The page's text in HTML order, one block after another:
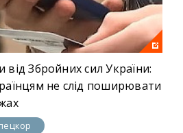
Збройних сил України:
не слід поширювати